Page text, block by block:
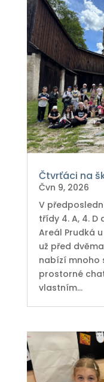
Čtvrťáci na
Čvn 9, 2026
V
třídy 4. A, 4. D
Areál Prudká
už před
nabízí mnoho
prostorné
vlastním...